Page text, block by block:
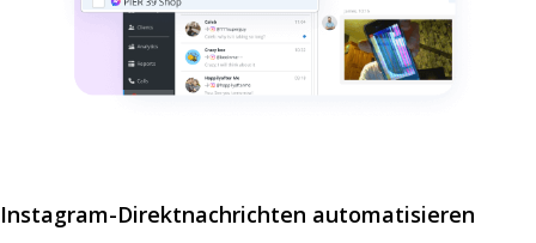
Instagram-Direktnachrichten automatisieren